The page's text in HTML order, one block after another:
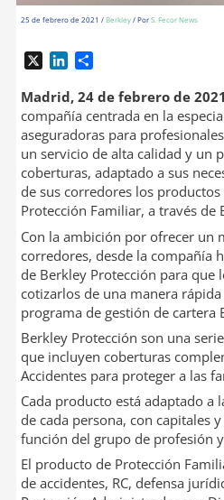
25 de febrero de 2021 /Berkley/ PorS. Fecor News
n
k
e
d
I
n
m
p
a
r
t
i
r
Madrid, 24 de febrero de
compañía centrada en la
aseguradoras para
un servicio de alta calidad y un
coberturas, adaptado a sus
de sus corredores los
Protección Familiar, a través de
Con la ambición por ofrecer un
corredores, desde la compañía
de Berkley Protección para que
cotizarlos de una manera
programa de gestión de cartera
Berkley Protección son una
que incluyen coberturas
Accidentes para proteger a las
Cada producto está adaptado a
de cada persona, con capitales
función del grupo de profesión
El producto de Protección
de accidentes, RC, defensa